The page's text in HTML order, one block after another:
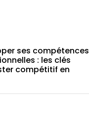
ses compétences
: les clés
compétitif en